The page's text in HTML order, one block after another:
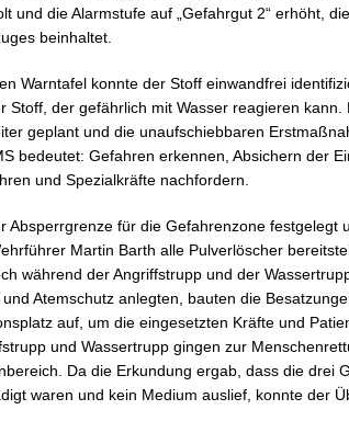
und die Alarmstufe auf „Gefahrgut 2“ erhöht,
beinhaltet.
Warntafel konnte der Stoff einwandfrei
Stoff, der gefährlich mit Wasser reagieren kann.
geplant und die unaufschiebbaren
bedeutet: Gefahren erkennen, Absichern der
und Spezialkräfte nachfordern.
Absperrgrenze für die Gefahrenzone festgelegt
Martin Barth alle Pulverlöscher
während der Angriffstrupp und der
Atemschutz anlegten, bauten die
auf, um die eingesetzten Kräfte und
und Wassertrupp gingen zur
Da die Erkundung ergab, dass die drei
waren und kein Medium auslief, konnte der